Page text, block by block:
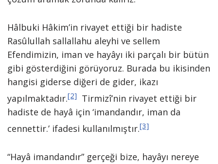
Hâlbuki Hâkim’in rivayet ettiği bir hadiste
Rasûlullah sallallahu aleyhi ve sellem
Efendimizin, iman ve hayâyı iki parçalı bir bütün
gibi gösterdiğini görüyoruz. Burada bu ikisinden
hangisi giderse diğeri de gider, ikazı
yapılmaktadır.[2] Tirmizî’nin rivayet ettiği bir
hadiste de hayâ için ‘imandandır, iman da
cennettir.’ ifadesi kullanılmıştır.[3]
“Hayâ imandandır” gerçeği bize, hayâyı nereye